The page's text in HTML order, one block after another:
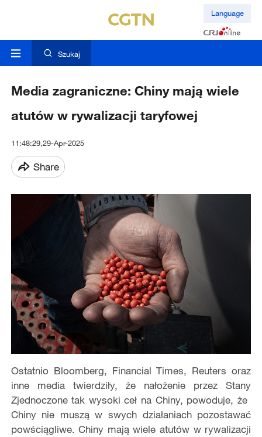
Language
Szukaj
Media zagraniczne: Chiny mają wiele
atutów w rywalizacji taryfowej
11:48:29,29-Apr-2025
Share
Ostatnio Bloomberg, Financial Times, Reuters oraz
inne media twierdziły, że nałożenie przez Stany
Zjednoczone tak wysoki ceł na Chiny, powoduje, że ​​
Chiny nie muszą w swych działaniach pozostawać
powściągliwe. Chiny mają wiele atutów w rywalizacji